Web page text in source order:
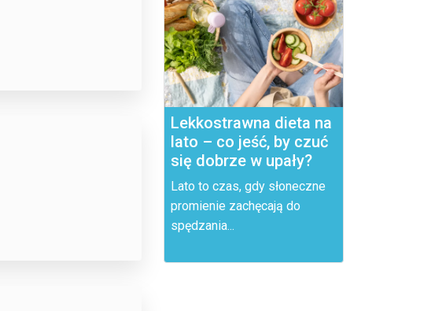
Lekkostrawna dieta na
lato – co jeść, by czuć
się dobrze w upały?
Lato to czas, gdy słoneczne
promienie zachęcają do
spędzania...